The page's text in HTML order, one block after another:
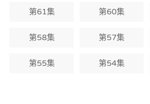
第61集 第60集
第58集 第57集
第55集 第54集